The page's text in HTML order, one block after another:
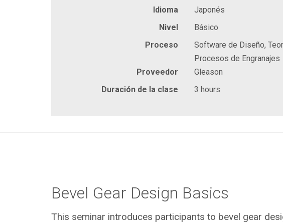
Idioma
Japonés
Nivel
Básico
Proceso
Software de Diseño,
Procesos de Engranajes
Proveedor
Gleason
Duración de la clase
3 hours
Bevel Gear Design Basics
This seminar introduces participants to bevel gear